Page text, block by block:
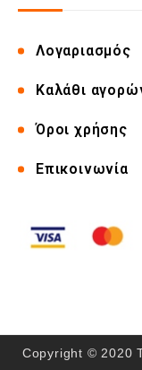
Λογαριασμός
Καλάθι
Όροι χρήσης
Επικοινωνία
Copyright © 2020